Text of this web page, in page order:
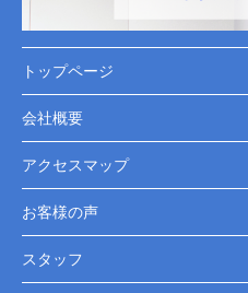
トップページ
会社概要
アクセスマップ
お客様の声
スタッフ